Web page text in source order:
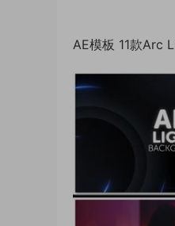
AE模板 11款Arc